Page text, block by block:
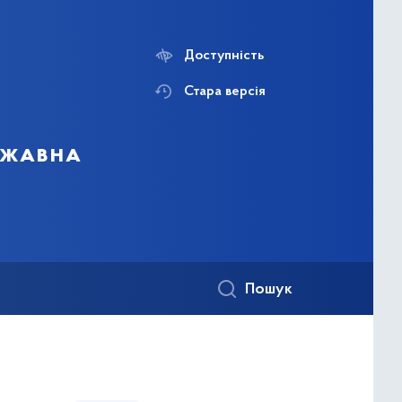
Доступність
Стара версія
Пошук